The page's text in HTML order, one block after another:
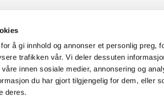
å gi innhold og annonser et personlig preg,
trafikken vår. Vi deler dessuten
innen sosiale medier, annonsering og
du har gjort tilgjengelig for dem, eller
deres.